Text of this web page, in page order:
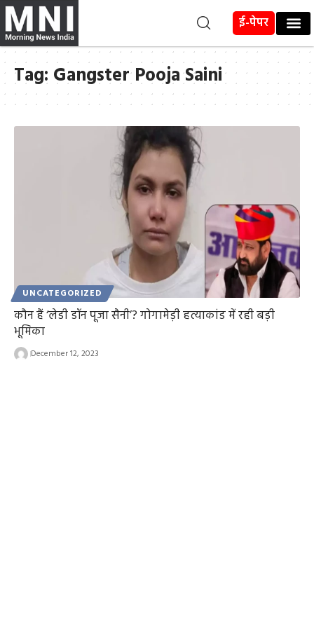
ई-पेपर
Tag: Gangster Pooja Saini
UNCATEGORIZED
कौन हैं ‘लेडी डॉन पूजा सैनी’? गोगामेड़ी हत्याकांड में रही बड़ी
भूमिका
December 12, 2023